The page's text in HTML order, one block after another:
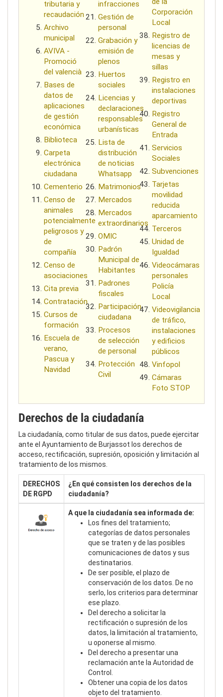
tributaria y
recaudación
Archivo
municipal
AVIVA -
Promoció
del valencià
Bases de
datos de
aplicaciones
de gestión
económica
Biblioteca
Carpeta
electrónica
ciudadana
Cementerio
Censo de
animales
potencialmente
peligrosos y
de
compañía
Censo de
asociaciones
Cita previa
Contratación
Cursos de
formación
Escuela de
verano,
Pascua y
Navidad
infracciones
Gestión de
personal
Grabación y
emisión de
plenos
Huertos
sociales
Licencias y
declaraciones
responsables
urbanísticas
Lista de
distribución
de noticias
Whatsapp
Matrimonios
Mercados
Mercados
extraordinarios
OMIC
Padrón
Municipal de
Habitantes
Padrones
fiscales
Participación
ciudadana
Procesos
de selección
de personal
Protección
Civil
Corporación
Local
Registro de
licencias de
mesas y
sillas
Registro en
instalaciones
deportivas
Registro
General de
Entrada
Servicios
Sociales
Subvenciones
Tarjetas
movilidad
reducida
aparcamiento
Terceros
Unidad de
Igualdad
Videocámaras
personales
Policía
Local
Videovigilancia
de tráfico,
instalaciones
y edificios
públicos
Vinfopol
Cámaras
Foto STOP
Derechos de la ciudadanía
La ciudadanía, como titular de sus datos, puede ejercitar
ante el Ayuntamiento de Burjassot los derechos de
acceso, rectificación, supresión, oposición y limitación al
tratamiento de los mismos.
DERECHOS
DE RGPD
¿En qué consisten los derechos de la
ciudadanía?
A que la ciudadanía sea informada de:
Los fines del tratamiento;
categorías de datos personales
que se traten y de las posibles
comunicaciones de datos y sus
destinatarios.
De ser posible, el plazo de
conservación de los datos. De no
serlo, los criterios para determinar
ese plazo.
Del derecho a solicitar la
rectificación o supresión de los
datos, la limitación al tratamiento,
u oponerse al mismo.
Del derecho a presentar una
reclamación ante la Autoridad de
Control.
Obtener una copia de los datos
objeto del tratamiento.